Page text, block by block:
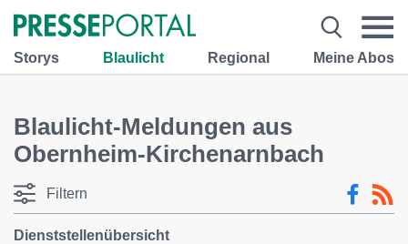
Storys Blaulicht Regional Meine Abos
Blaulicht-Meldungen aus
Obernheim-Kirchenarnbach
Filtern
Dienststellenübersicht